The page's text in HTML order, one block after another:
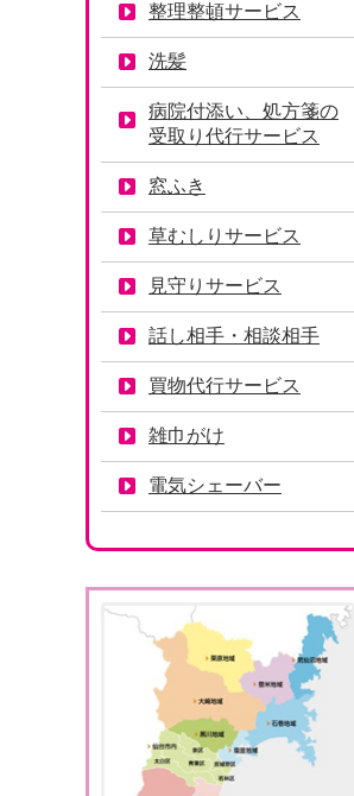
整理整頓サービス
洗髪
病院付添い、処方箋の
受取り代行サービス
窓ふき
草むしりサービス
見守りサービス
話し相手・相談相手
買物代行サービス
雑巾がけ
電気シェーバー